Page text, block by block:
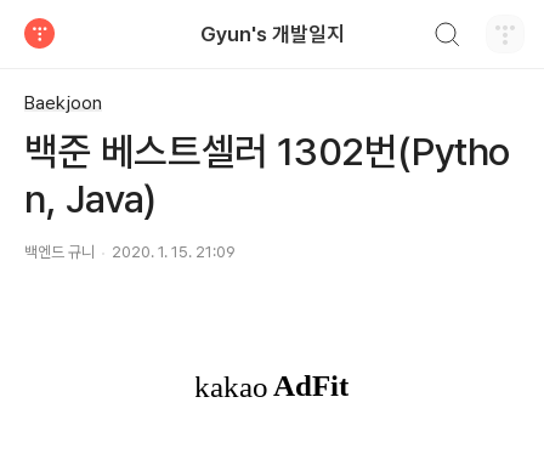
Gyun's 개발일지
Baekjoon
백준 베스트셀러 1302번(Pytho
n, Java)
백엔드 규니 2020. 1. 15. 21:09